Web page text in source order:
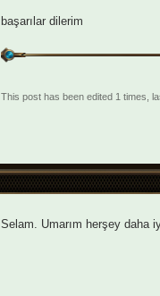
başarılar dilerim
This post has been edited 1 times,
Selam. Umarım herşey daha